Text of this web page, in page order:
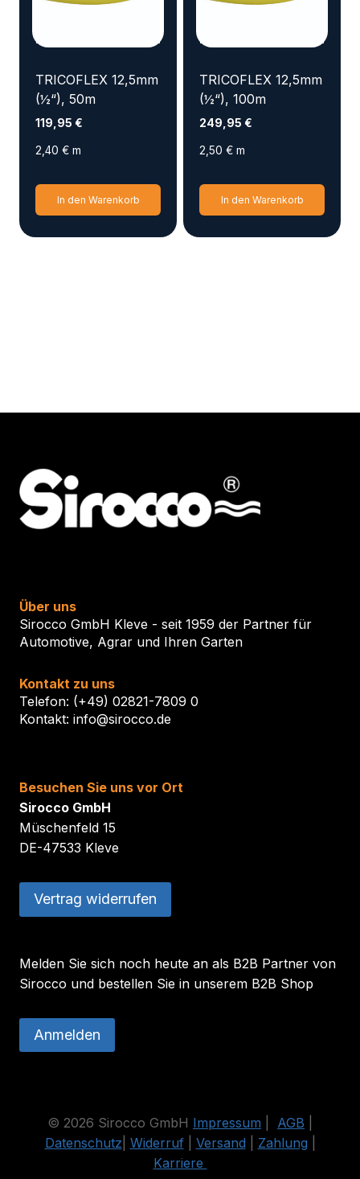
TRICOFLEX 12,5mm
(½“), 50m
119,95 €
2,40 € m
In den Warenkorb
TRICOFLEX 12,5mm
(½“), 100m
249,95 €
2,50 € m
In den Warenkorb
Über uns
Sirocco GmbH Kleve - seit 1959 der Partner für
Automotive, Agrar und Ihren Garten
Kontakt zu uns
Telefon: (+49) 02821-7809 0
Kontakt: info@sirocco.de
Besuchen Sie uns vor Ort
Sirocco GmbH
Müschenfeld 15
DE-47533 Kleve
Vertrag widerrufen
Melden Sie sich noch heute an als B2B Partner von
Sirocco und bestellen Sie in unserem B2B Shop
Anmelden
© 2026 Sirocco GmbH Impressum AGB
Datenschutz Widerruf| Versand Zahlung
Karriere